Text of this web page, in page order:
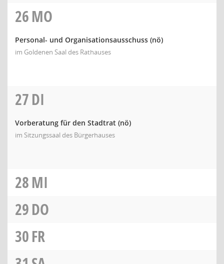
26MO
Personal- und Organisationsausschuss (nö)
im Goldenen Saal des Rathauses
27DI
Vorberatung für den Stadtrat (nö)
im Sitzungssaal des Bürgerhauses
28MI
29DO
30FR